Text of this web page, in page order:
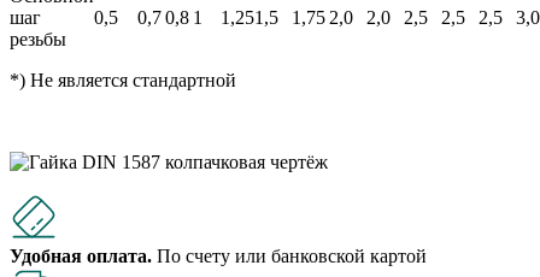
шаг
резьбы
0,5 0,70,8 1 1,251,5 1,75 2,0 2,0 2,5 2,5 2,5 3,0
*) Не является стандартной
Удобная оплата. По счету или банковской картой